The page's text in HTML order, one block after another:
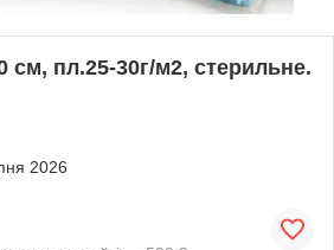
см, пл.25-30г/м2, стерильне.
2026